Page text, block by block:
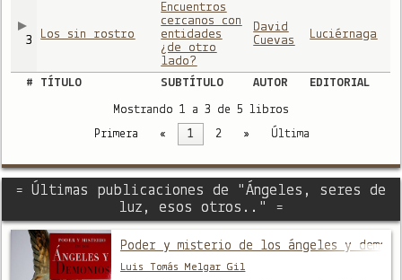
3 Los sin rostro
Encuentros
cercanos con
entidades
¿de otro
lado?
David
Cuevas
Luciérnaga
# TÍTULO SUBTÍTULO AUTOR
EDITORIAL
Mostrando 1 a 3 de 5 libros
Primera « 1 2 » Última
= Últimas publicaciones de "Ángeles, seres de
luz, esos otros.." =
Poder y misterio de los ángeles y
Luis Tomás Melgar Gil